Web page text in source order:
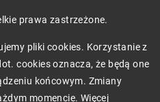
prawa zastrzeżone.
pliki cookies. Korzystanie z
cookies oznacza, że będą one
końcowym. Zmiany
momencie. Więcej